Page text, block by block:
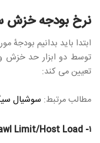
نرخ بودجه خزش
ابتدا باید بدانیم
توسط دو ابزار حد خزش
تعیین می کند:
مطالب مرتبط: سوشیال
۱- Crawl Limit/Host Load